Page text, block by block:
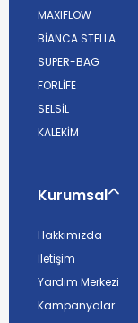
MAXIFLOW
BİANCA STELLA
SUPER-BAG
FORLİFE
SELSİL
KALEKİM
Kurumsal
Hakkımızda
İletişim
Yardım Merkezi
Kampanyalar